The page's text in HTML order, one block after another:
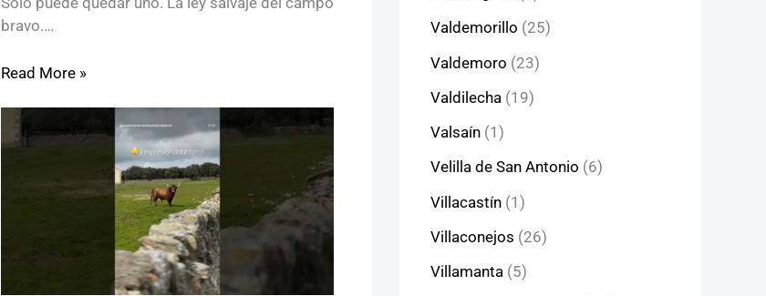
bravo.…
Read More »
Valdemorillo (25)
Valdemoro (23)
Valdilecha (19)
Valsaín (1)
Velilla de San Antonio (6)
Villacastín (1)
Villaconejos (26)
Villamanta (5)